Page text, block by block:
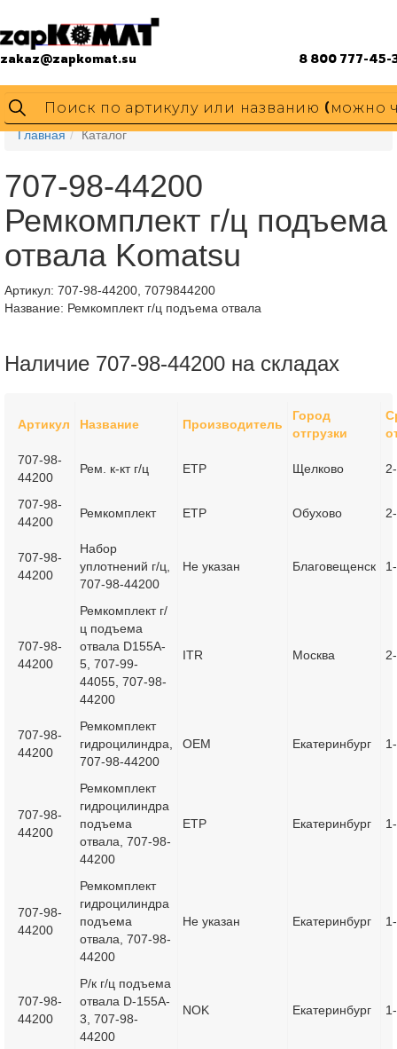
zakaz@zapkomat.su 8 800 777-45-
Главная Каталог
707-98-44200
Ремкомплект г/ц подъема
отвала Komatsu
Артикул: 707-98-44200, 7079844200
Название: Ремкомплект г/ц подъема отвала
Наличие 707-98-44200 на складах
Артикул Название Производитель
Город
отгрузки
707-98-
44200
Рем. к-кт г/ц ETP Щелково
707-98-
44200
Ремкомплект ETP Обухово
707-98-
44200
Набор
уплотнений г/ц,
707-98-44200
Не указан Благовещенск
707-98-
44200
Ремкомплект г/
ц подъема
отвала D155A-
5, 707-99-
44055, 707-98-
44200
ITR Москва
707-98-
44200
Ремкомплект
гидроцилиндра,
707-98-44200
OEM Екатеринбург
707-98-
44200
Ремкомплект
гидроцилиндра
подъема
отвала, 707-98-
44200
ETP Екатеринбург
707-98-
44200
Ремкомплект
гидроцилиндра
подъема
отвала, 707-98-
44200
Не указан Екатеринбург
707-98-
44200
Р/к г/ц подъема
отвала D-155A-
3, 707-98-
44200
NOK Екатеринбург